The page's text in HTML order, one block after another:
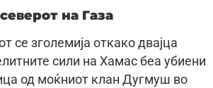
на Газа
се зголемија откако двајца
сили на Хамас беа убиени
од моќниот клан Дугмуш во